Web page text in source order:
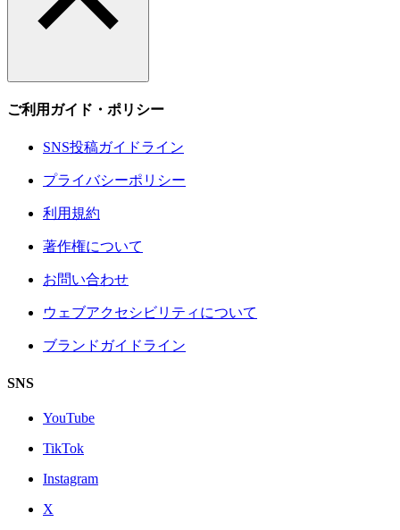
ご利用ガイド・ポリシー
SNS投稿ガイドライン
プライバシーポリシー
利用規約
著作権について
お問い合わせ
ウェブアクセシビリティについて
ブランドガイドライン
SNS
YouTube
TikTok
Instagram
X